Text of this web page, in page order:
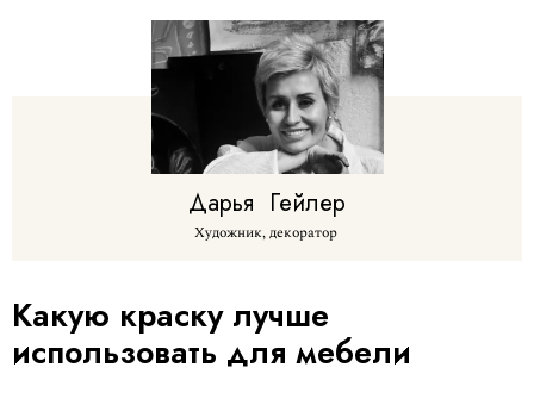
Дарья Гейлер
Художник, декоратор
Какую краску лучше
использовать для мебели